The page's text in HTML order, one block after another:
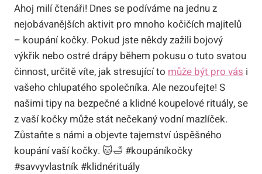
Ahoj milí čtenáři! Dnes se podíváme na jednu z
nejobávanějších aktivit pro mnoho kočičích majitelů
– koupání kočky. Pokud jste někdy zažili bojový
výkřik nebo ostré drápy během pokusu o tuto svatou
činnost, určitě víte, jak stresující to může být pro vás i
vašeho chlupatého společníka. Ale nezoufejte! S
našimi tipy na bezpečné a klidné koupelové rituály, se
z vaší kočky může stát nečekaný vodní mazlíček.
Zůstaňte s námi a objevte tajemství úspěšného
koupání vaší kočky. 🐱🛁 #koupáníkočky
#savvyvlastník #klidnérituály